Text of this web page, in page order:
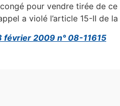
pour vendre tirée de
a violé l’article 15-II de
février 2009 n° 08-11615